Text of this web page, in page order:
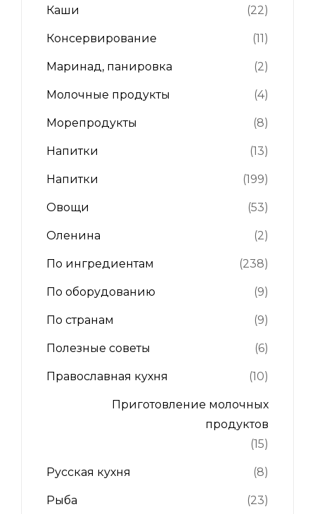
Каши (22)
Консервирование (11)
Маринад, панировка (2)
Молочные продукты (4)
Морепродукты (8)
Напитки (13)
Напитки (199)
Овощи (53)
Оленина (2)
По ингредиентам (238)
По оборудованию (9)
По странам (9)
Полезные советы (6)
Православная кухня (10)
Приготовление молочных
продуктов
(15)
Русская кухня (8)
Рыба (23)